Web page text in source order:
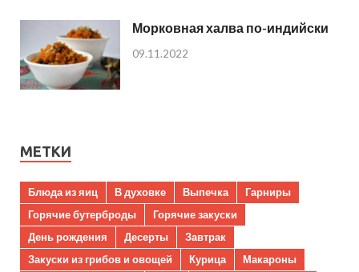
Морковная халва по-индийски
09.11.2022
МЕТКИ
Блюда из яиц В духовке Выпечка
Гарниры
Горячие бутерброды
Горячие закуски
День рождения
Десерты
Завтрак
Закуски из грибов и овощей
Курица
Макароны